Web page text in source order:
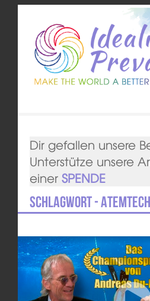
Dir gefallen unsere
Unterstütze unsere
einer SPENDE
Schlagwort -